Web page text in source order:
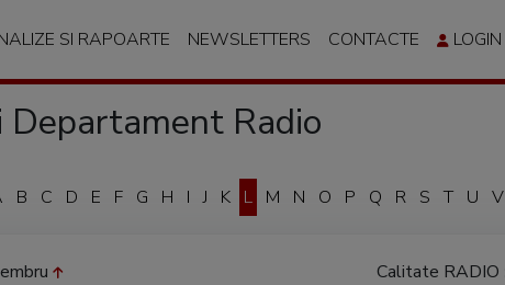
SI RAPOARTE NEWSLETTERS CONTACTE LOGIN
Departament Radio
B C D E F G H I J K L M N O P Q R S T U V
Calitate RADIO